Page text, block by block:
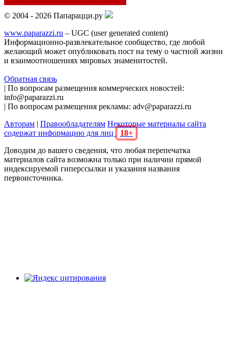
© 2004 - 2026 Папарацци.ру
www.paparazzi.ru – UGC (user generated content)
Информационно-развлекательное сообщество, где любой
желающий может опубликовать пост на тему о частной жизни
и взаимоотношениях мировых знаменитостей.
Обратная связь
| По вопросам размещения коммерческих новостей:
info@paparazzi.ru
| По вопросам размещения рекламы: adv@paparazzi.ru
Авторам | Правообладателям Некоторые материалы сайта
содержат информацию для лиц
18+
Доводим до вашего сведения, что любая перепечатка
материалов сайта возможна только при наличии прямой
индексируемой гиперссылки и указания названия
первоисточника.